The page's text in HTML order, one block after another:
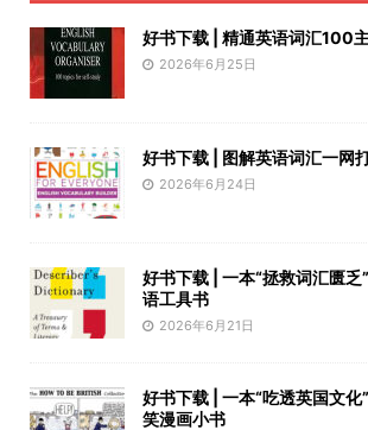
好书下载 | 精通英语词汇100
2026年6月25日
好书下载 | 图解英语词汇一网
2026年6月24日
好书下载 | 一本“拯救词汇匮乏
语工具书
2026年6月21日
好书下载 | 一本“吃透英国文化
笑漫画小书